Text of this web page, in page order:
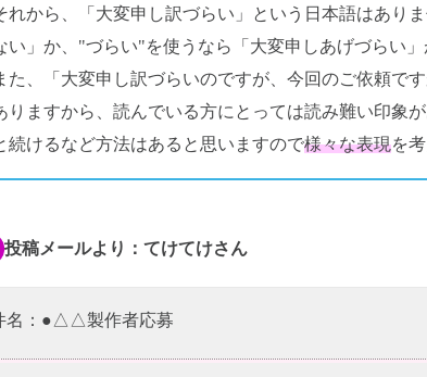
れから、「大変申し訳づらい」という日本語はあり
い」か、"づらい"を使うなら「大変申しあげづらい」
た、「大変申し訳づらいのですが、今回のご依頼で
りますから、読んでいる方にとっては読み難い印象
続けるなど方法はあると思いますので様々な表現を
投稿メールより：てけてけさん
名：●△△製作者応募